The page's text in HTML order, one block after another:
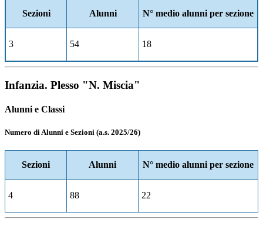
Sezioni Alunni N° medio alunni per sezione
3 54 18
Infanzia. Plesso "N. Miscia"
Alunni e Classi
Numero di Alunni e Sezioni (a.s. 2025/26)
Sezioni Alunni N° medio alunni per sezione
4 88 22